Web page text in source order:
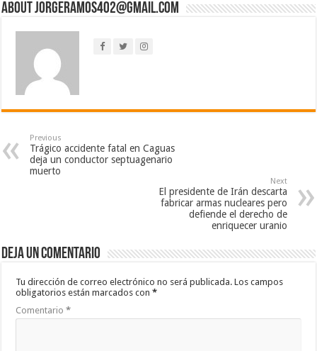
About jorgeramos402@gmail.com
Previous
Trágico accidente fatal en Caguas
deja un conductor septuagenario
muerto
Next
El presidente de Irán descarta
fabricar armas nucleares pero
defiende el derecho de
enriquecer uranio
Deja un comentario
Tu dirección de correo electrónico no será publicada. Los campos
obligatorios están marcados con*
Comentario*